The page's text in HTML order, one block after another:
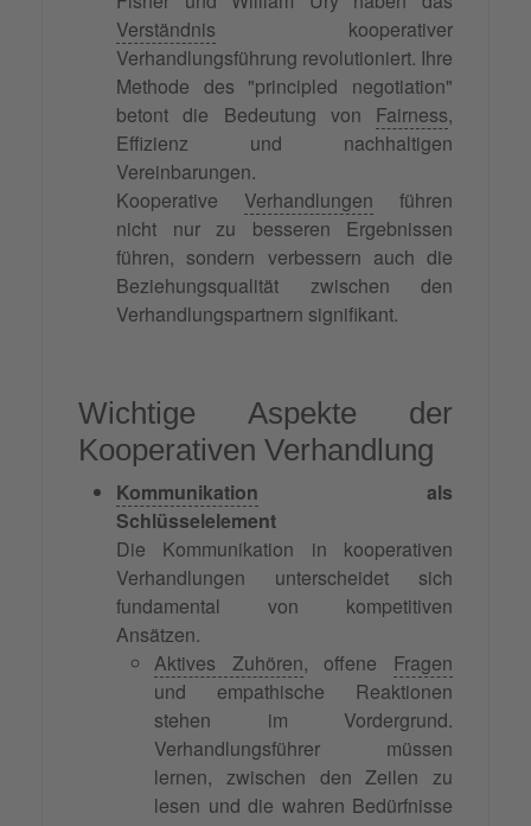
Verständnis kooperativer
Verhandlungsführung revolutioniert. Ihre
Methode des "principled negotiation"
betont die Bedeutung von Fairness,
Effizienz und nachhaltigen
Vereinbarungen.
Kooperative Verhandlungen führen
nicht nur zu besseren Ergebnissen
führen, sondern verbessern auch die
Beziehungsqualität zwischen den
Verhandlungspartnern signifikant.
Wichtige Aspekte der
Kooperativen Verhandlung
Kommunikation als
Schlüsselelement
Die Kommunikation in kooperativen
Verhandlungen unterscheidet sich
fundamental von kompetitiven
Ansätzen.
Aktives Zuhören, offene Fragen
und empathische Reaktionen
stehen im Vordergrund.
Verhandlungsführer müssen
lernen, zwischen den Zeilen zu
lesen und die wahren Bedürfnisse